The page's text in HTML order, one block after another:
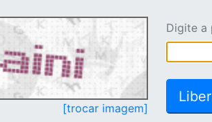
[trocar imagem]
Digite a